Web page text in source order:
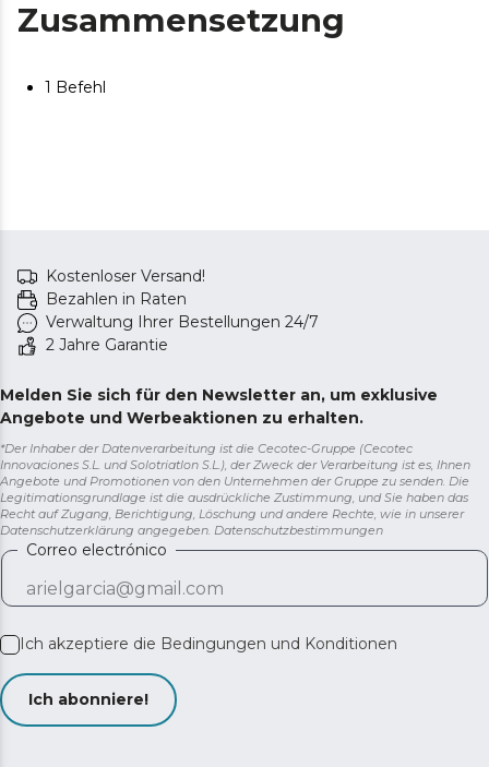
Zusammensetzung
1 Befehl
Kostenloser Versand!
Bezahlen in Raten
Verwaltung Ihrer Bestellungen 24/7
2 Jahre Garantie
Melden Sie sich für den Newsletter an, um exklusive
Angebote und Werbeaktionen zu erhalten.
*Der Inhaber der Datenverarbeitung ist die Cecotec-Gruppe (Cecotec
Innovaciones S.L. und Solotriatlon S.L.), der Zweck der Verarbeitung ist es, Ihnen
Angebote und Promotionen von den Unternehmen der Gruppe zu senden. Die
Legitimationsgrundlage ist die ausdrückliche Zustimmung, und Sie haben das
Recht auf Zugang, Berichtigung, Löschung und andere Rechte, wie in unserer
Datenschutzerklärung angegeben. Datenschutzbestimmungen
Correo electrónico
Ich akzeptiere die Bedingungen und Konditionen
Ich abonniere!